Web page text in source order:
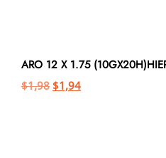
ARO 12 X 1.75
$1,98 $1,94